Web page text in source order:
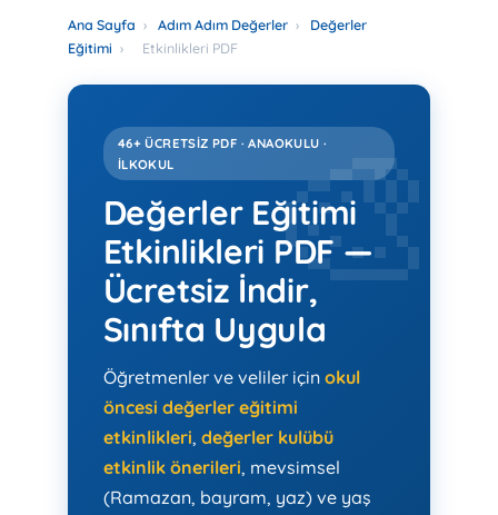
Ana Sayfa › Adım Adım Değerler ›
Değerler
Eğitimi › Etkinlikleri PDF
46+ ÜCRETSIZ PDF · ANAOKULU ·
İLKOKUL
Değerler Eğitimi
Etkinlikleri PDF —
Ücretsiz İndir,
Sınıfta Uygula
Öğretmenler ve veliler için okul
öncesi değerler eğitimi
etkinlikleri, değerler kulübü
etkinlik önerileri, mevsimsel
(Ramazan, bayram, yaz) ve yaş